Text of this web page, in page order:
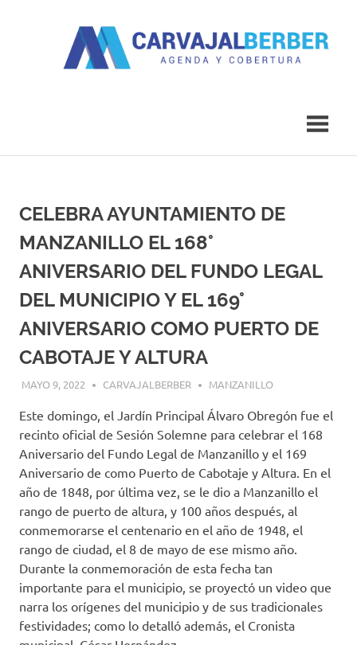
CELEBRA AYUNTAMIENTO DE
MANZANILLO EL 168°
ANIVERSARIO DEL FUNDO LEGAL
DEL MUNICIPIO Y EL 169°
ANIVERSARIO COMO PUERTO DE
CABOTAJE Y ALTURA
MAYO 9, 2022 CARVAJALBERBER MANZANILLO
Este domingo, el Jardín Principal Álvaro Obregón fue el
recinto oficial de Sesión Solemne para celebrar el 168
Aniversario del Fundo Legal de Manzanillo y el 169
Aniversario de como Puerto de Cabotaje y Altura. En el
año de 1848, por última vez, se le dio a Manzanillo el
rango de puerto de altura, y 100 años después, al
conmemorarse el centenario en el año de 1948, el
rango de ciudad, el 8 de mayo de ese mismo año.
Durante la conmemoración de esta fecha tan
importante para el municipio, se proyectó un video que
narra los orígenes del municipio y de sus tradicionales
festividades; como lo detalló además, el Cronista